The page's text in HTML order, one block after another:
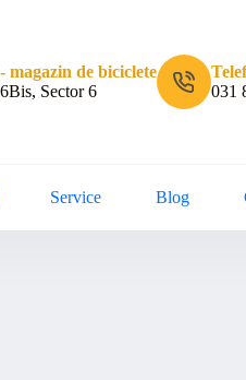
de biciclete
Sector 6
031
Service Blog